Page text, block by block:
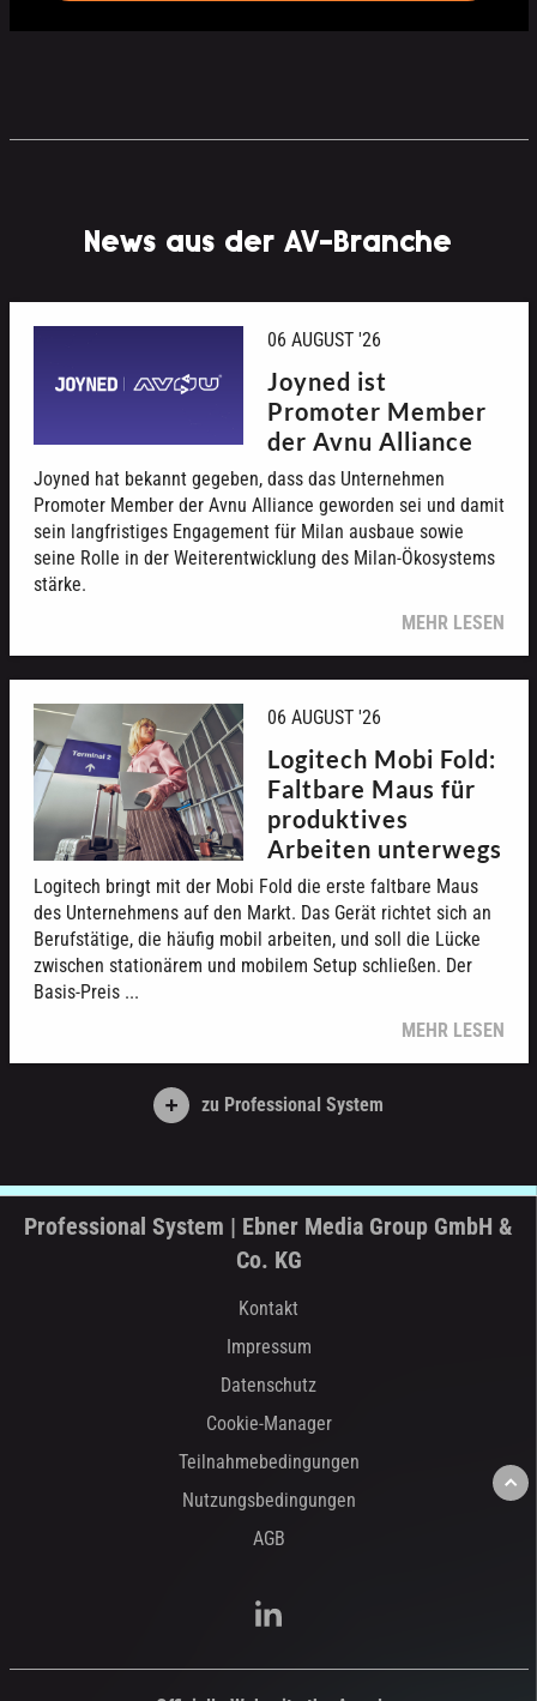
News aus der AV-Branche
06 AUGUST '26
Joyned ist
Promoter Member
der Avnu Alliance
Joyned hat bekannt gegeben, dass das Unternehmen
Promoter Member der Avnu Alliance geworden sei und damit
sein langfristiges Engagement für Milan ausbaue sowie
seine Rolle in der Weiterentwicklung des Milan-Ökosystems
stärke.
MEHR LESEN
06 AUGUST '26
Logitech Mobi Fold:
Faltbare Maus für
produktives
Arbeiten unterwegs
Logitech bringt mit der Mobi Fold die erste faltbare Maus
des Unternehmens auf den Markt. Das Gerät richtet sich an
Berufstätige, die häufig mobil arbeiten, und soll die Lücke
zwischen stationärem und mobilem Setup schließen. Der
Basis-Preis ...
MEHR LESEN
zu Professional System
Professional System | Ebner Media Group GmbH &
Co. KG
Kontakt
Impressum
Datenschutz
Cookie-Manager
Teilnahmebedingungen
Nutzungsbedingungen
AGB